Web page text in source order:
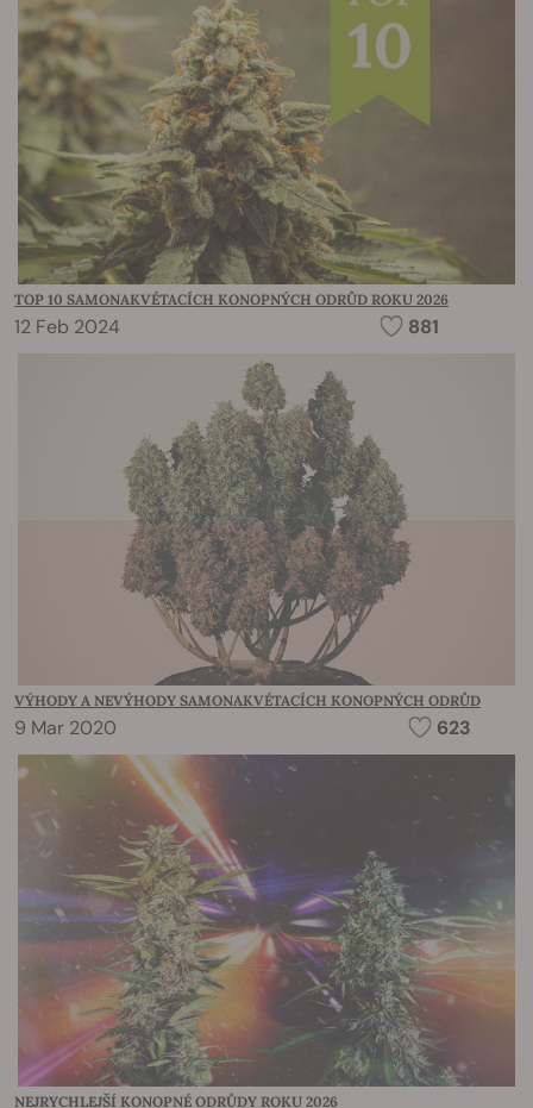
TOP 10 SAMONAKVÉTACÍCH KONOPNÝCH ODRŮD ROKU 2026
12 Feb 2024 881
VÝHODY A NEVÝHODY SAMONAKVÉTACÍCH KONOPNÝCH ODRŮD
9 Mar 2020 623
NEJRYCHLEJŠÍ KONOPNÉ ODRŮDY ROKU 2026